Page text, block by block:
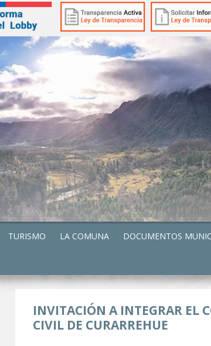
TURISMO LA COMUNA DOCUMENTOS
INVITACIÓN A INTEGRAR EL
CIVIL DE CURARREHUE